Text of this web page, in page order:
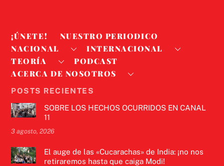
¡ÚNETE!
NUESTRO PERIODICO
NACIONAL
INTERNACIONAL
TEORÍA
PODCAST
ACERCA DE NOSOTROS
POSTS RECIENTES
SOBRE LOS HECHOS OCURRIDOS EN CANAL
11
3 agosto, 2026
El auge de las «Cucarachas» de India: ¡no nos
retiraremos hasta que caiga Modi!